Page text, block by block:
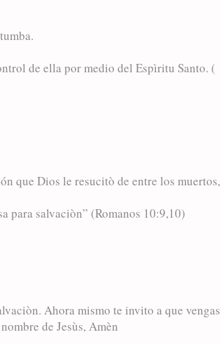
de ella por medio del Espìritu Santo. (
que Dios le resucitò de entre los muertos,
para salvaciòn” (Romanos 10:9,10)
Ahora mismo te invito a que vengas
de Jesùs, Amèn